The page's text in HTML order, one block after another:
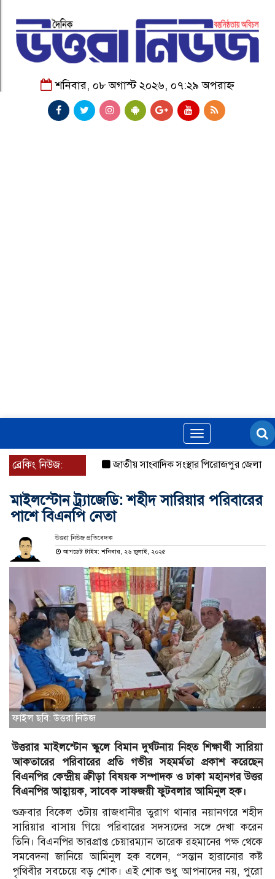
শনিবার, ০৮ অগাস্ট ২০২৬, ০৭:২৯ অপরাহ্ন
Toggle
navigation
ব্রেকিং নিউজ: জাতীয় সাংবাদিক সংস্থার পিরোজপুর জেলা
মাইলস্টোন ট্র্যাজেডি: শহীদ সারিয়ার পরিবারের
পাশে বিএনপি নেতা
উত্তরা নিউজ প্রতিবেদক
আপডেট টাইম: শনিবার, ২৬ জুলাই, ২০২৫
ফাইল ছবি: উত্তরা নিউজ
উত্তরার মাইলস্টোন স্কুলে বিমান দুর্ঘটনায় নিহত শিক্ষার্থী সারিয়া
আকতারের পরিবারের প্রতি গভীর সহমর্মতা প্রকাশ করেছেন
বিএনপির কেন্দ্রীয় ক্রীড়া বিষয়ক সম্পাদক ও ঢাকা মহানগর উত্তর
বিএনপির আহ্বায়ক, সাবেক সাফজয়ী ফুটবলার আমিনুল হক।
শুক্রবার বিকেল ৩টায় রাজধানীর তুরাগ থানার নয়ানগরে শহীদ
সারিয়ার বাসায় গিয়ে পরিবারের সদস্যদের সঙ্গে দেখা করেন
তিনি। বিএনপির ভারপ্রাপ্ত চেয়ারম্যান তারেক রহমানের পক্ষ থেকে
সমবেদনা জানিয়ে আমিনুল হক বলেন, “সন্তান হারানোর কষ্ট
পৃথিবীর সবচেয়ে বড় শোক। এই শোক শুধু আপনাদের নয়, পুরো